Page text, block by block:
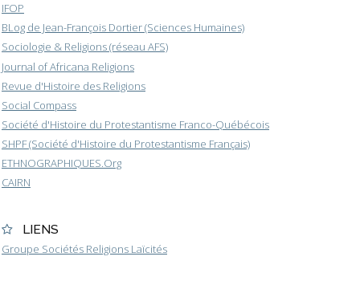
IFOP
BLog de Jean-François Dortier (Sciences Humaines)
Sociologie & Religions (réseau AFS)
Journal of Africana Religions
Revue d'Histoire des Religions
Social Compass
Société d'Histoire du Protestantisme Franco-Québécois
SHPF (Société d'Histoire du Protestantisme Français)
ETHNOGRAPHIQUES.Org
CAIRN
LIENS
Groupe Sociétés Religions Laïcités